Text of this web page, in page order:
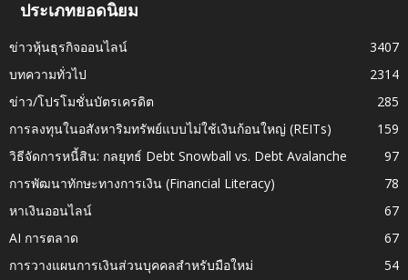
ประเภทยอดนิยม
ข่าวหุ้นธุรกิจออนไลน์
3407
บทความทั่วไป
2314
ข่าว/โปรโมชั่นบัตรเครดิต
285
การลงทุนในอสังหาริมทรัพย์แบบไม่ใช้เงินก้อนใหญ่ (REITs)
159
วิธีจัดการหนี้สิน: กลยุทธ์ Debt Snowball vs. Debt Avalanche
97
การพัฒนาทักษะทางการเงิน (Financial Literacy)
78
หาเงินออนไลน์
67
AI การตลาด
67
การวางแผนการเงินส่วนบุคคลสำหรับมือใหม่
54